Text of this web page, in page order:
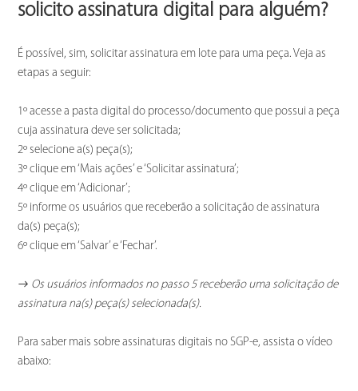
solicito assinatura digital para alguém?
É possível, sim, solicitar assinatura em lote para uma peça. Veja as
etapas a seguir:
1º acesse a pasta digital do processo/documento que possui a peça
cuja assinatura deve ser solicitada;
2º selecione a(s) peça(s);
3º clique em ‘Mais ações’ e ‘Solicitar assinatura’;
4º clique em ‘Adicionar’;
5º informe os usuários que receberão a solicitação de assinatura
da(s) peça(s);
6º clique em ‘Salvar’ e ‘Fechar’.
→ Os usuários informados no passo 5 receberão uma solicitação de
assinatura na(s) peça(s) selecionada(s).
Para saber mais sobre assinaturas digitais no SGP-e, assista o vídeo
abaixo: